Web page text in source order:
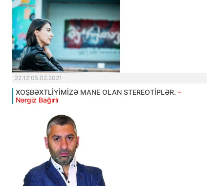
22:12 05.02.2021
XOŞBƏXTLİYİMİZƏ MANE OLAN STEREOTİPLƏR. -
Nərgiz Bağırlı